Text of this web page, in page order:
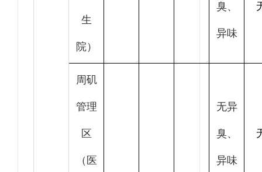
生
院）
臭、
异味
周矶
管理
区
（医
无异
臭、
异味